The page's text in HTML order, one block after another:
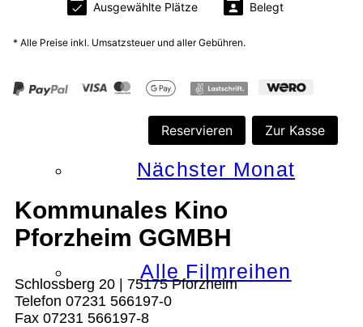
Nächster Monat
Alle Filmreihen
Kommunales Kino
Pforzheim GGMBH
Schlossberg 20 | 75175 Pforzheim
Telefon 07231 566197-0
Fax 07231 566197-8